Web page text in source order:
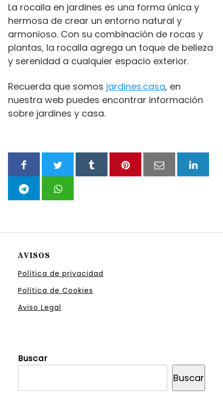
La rocalla en jardines es una forma única y
hermosa de crear un entorno natural y
armonioso. Con su combinación de rocas y
plantas, la rocalla agrega un toque de belleza
y serenidad a cualquier espacio exterior.
Recuerda que somos jardines.casa, en
nuestra web puedes encontrar información
sobre jardines y casa.
AVISOS
Política de privacidad
Política de Cookies
Aviso Legal
Buscar
Buscar